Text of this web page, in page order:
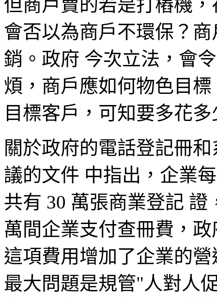
但商戶賣的若是打樁機
會否以為商戶不環保？
銷。政府 今次立法，會
煩，商戶應如何物色目
目標客戶，可知要多花
關於政府的電話登記冊
議的文件 中指出，企業
共有 30 萬張商業登記 證
萬間企業支付查冊費，
這項費用增加了企業的
最大問題是規管"人對人